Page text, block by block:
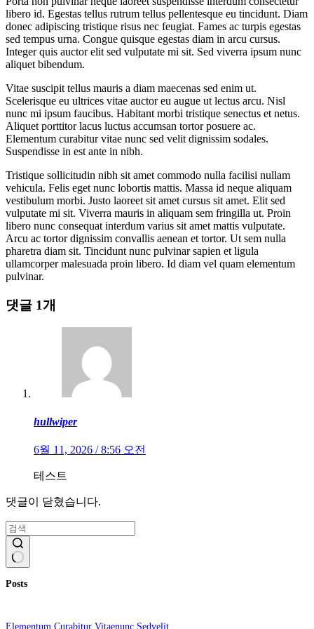
libero id. Egestas tellus rutrum tellus pellentesque eu tincidunt. Diam
donec adipiscing tristique risus nec feugiat. Fames ac turpis egestas
sed tempus urna. Congue quisque egestas diam in arcu cursus.
Integer quis auctor elit sed vulputate mi sit. Sed viverra ipsum nunc
aliquet bibendum.
Vitae suscipit tellus mauris a diam maecenas sed enim ut.
Scelerisque eu ultrices vitae auctor eu augue ut lectus arcu. Nisl
nunc mi ipsum faucibus. Habitant morbi tristique senectus et netus.
Aliquet porttitor lacus luctus accumsan tortor posuere ac.
Elementum curabitur vitae nunc sed velit dignissim sodales.
Suspendisse in est ante in nibh.
Tristique sollicitudin nibh sit amet commodo nulla facilisi nullam
vehicula. Felis eget nunc lobortis mattis. Massa id neque aliquam
vestibulum morbi. Justo laoreet sit amet cursus sit amet. Elit sed
vulputate mi sit. Viverra mauris in aliquam sem fringilla ut. Proin
libero nunc consequat interdum varius sit amet mattis vulputate.
Arcu ac tortor dignissim convallis aenean et tortor. Ut sem nulla
pharetra diam sit. Tincidunt nunc pulvinar sapien et ligula
ullamcorper malesuada proin libero. Id diam vel quam elementum
pulvinar.
댓글 1개
hullwiper
6월 11, 2026 / 8:56 오전
테스트
댓글이 닫혔습니다.
과
Posts
Elementum Curabitur Vitaenunc Sedvelit